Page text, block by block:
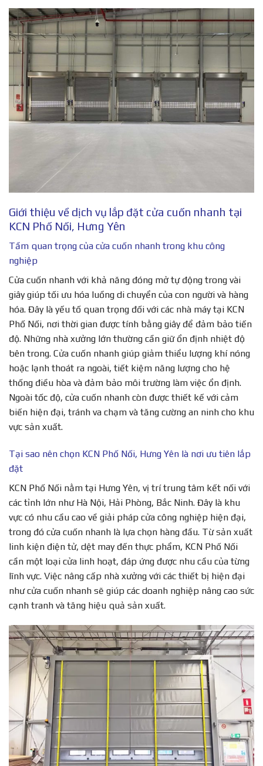
Giới thiệu về dịch vụ lắp đặt cửa cuốn nhanh tại
KCN Phố Nối, Hưng Yên
Tầm quan trọng của cửa cuốn nhanh trong khu công
nghiệp
Cửa cuốn nhanh với khả năng đóng mở tự động trong vài
giây giúp tối ưu hóa luồng di chuyển của con người và hàng
hóa. Đây là yếu tố quan trọng đối với các nhà máy tại KCN
Phố Nối, nơi thời gian được tính bằng giây để đảm bảo tiến
độ. Những nhà xưởng lớn thường cần giữ ổn định nhiệt độ
bên trong. Cửa cuốn nhanh giúp giảm thiểu lượng khí nóng
hoặc lạnh thoát ra ngoài, tiết kiệm năng lượng cho hệ
thống điều hòa và đảm bảo môi trường làm việc ổn định.
Ngoài tốc độ, cửa cuốn nhanh còn được thiết kế với cảm
biến hiện đại, tránh va chạm và tăng cường an ninh cho khu
vực sản xuất.
Tại sao nên chọn KCN Phố Nối, Hưng Yên là nơi ưu tiên lắp
đặt
KCN Phố Nối nằm tại Hưng Yên, vị trí trung tâm kết nối với
các tỉnh lớn như Hà Nội, Hải Phòng, Bắc Ninh. Đây là khu
vực có nhu cầu cao về giải pháp cửa công nghiệp hiện đại,
trong đó cửa cuốn nhanh là lựa chọn hàng đầu. Từ sản xuất
linh kiện điện tử, dệt may đến thực phẩm, KCN Phố Nối
cần một loại cửa linh hoạt, đáp ứng được nhu cầu của từng
lĩnh vực. Việc nâng cấp nhà xưởng với các thiết bị hiện đại
như cửa cuốn nhanh sẽ giúp các doanh nghiệp nâng cao sức
cạnh tranh và tăng hiệu quả sản xuất.